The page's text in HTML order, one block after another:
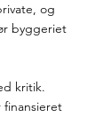
og
byggeriet
kritik.
finansieret